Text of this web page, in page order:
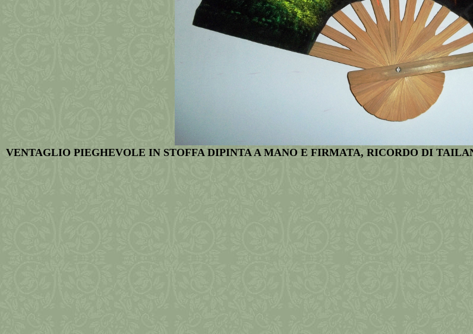
VENTAGLIO PIEGHEVOLE IN STOFFA DIPINTA A MANO E FIRMATA, RICORDO DI